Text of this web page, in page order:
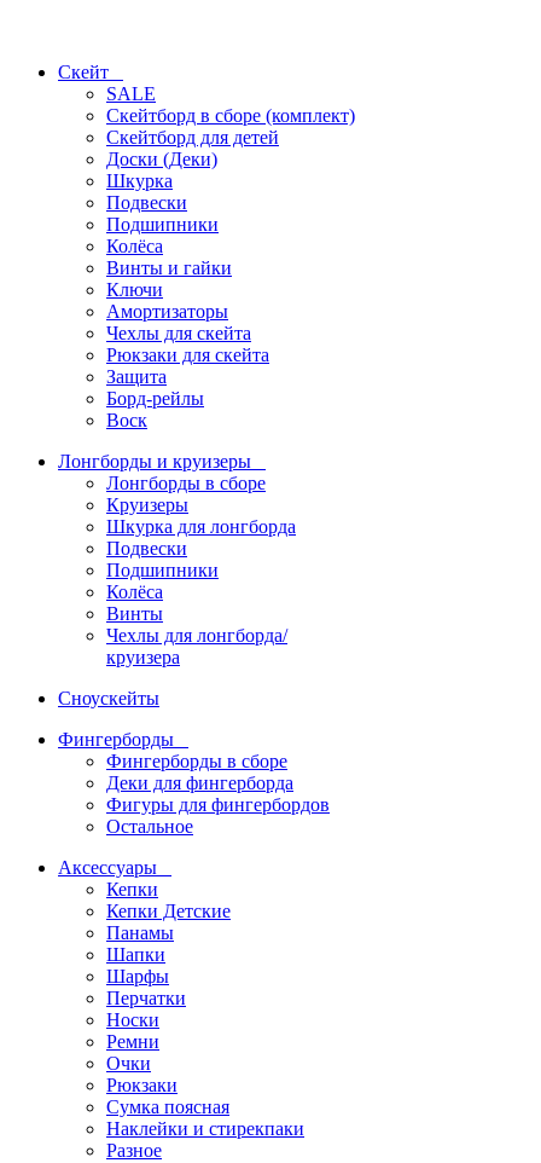
Скейт
SALE
Скейтборд в сборе (комплект)
Скейтборд для детей
Доски (Деки)
Шкурка
Подвески
Подшипники
Колёса
Винты и гайки
Ключи
Амортизаторы
Чехлы для скейта
Рюкзаки для скейта
Защита
Борд-рейлы
Воск
Лонгборды и круизеры
Лонгборды в сборе
Круизеры
Шкурка для лонгборда
Подвески
Подшипники
Колёса
Винты
Чехлы для лонгборда/
круизера
Сноускейты
Фингерборды
Фингерборды в сборе
Деки для фингерборда
Фигуры для фингербордов
Остальное
Аксессуары
Кепки
Кепки Детские
Панамы
Шапки
Шарфы
Перчатки
Носки
Ремни
Очки
Рюкзаки
Сумка поясная
Наклейки и стирекпаки
Разное